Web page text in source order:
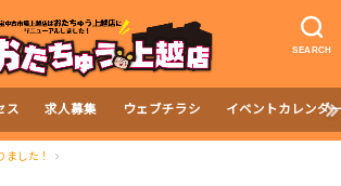
SEARCH
ス 求人募集 ウェブチラシ イベントカレンダ
ました！